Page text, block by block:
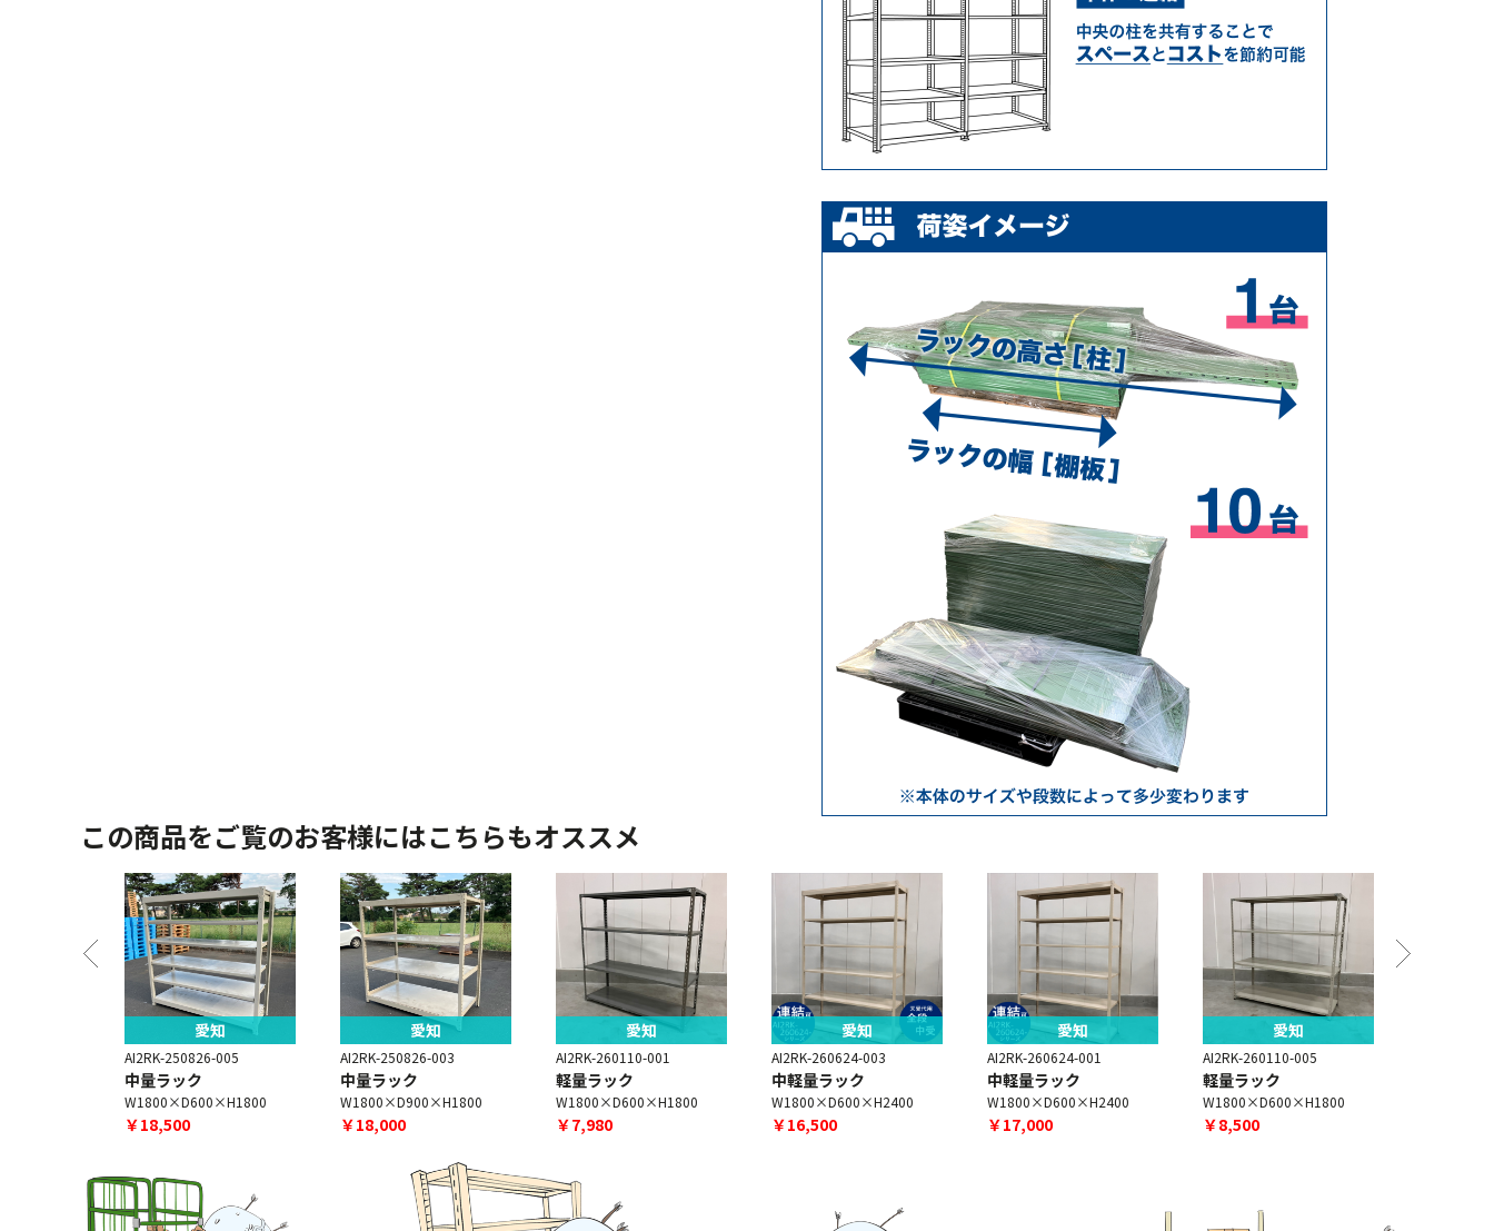
この商品をご覧のお客様にはこちらもオススメ
愛知
AI2RK-250826-005
中量ラック
W1800×D600×H1800
￥18,500
愛知
AI2RK-250826-003
中量ラック
W1800×D900×H1800
￥18,000
愛知
AI2RK-260110-001
軽量ラック
W1800×D600×H1800
￥7,980
愛知
AI2RK-260624-003
中軽量ラック
W1800×D600×H2400
￥16,500
愛知
AI2RK-260624-001
中軽量ラック
W1800×D600×H2400
￥17,000
愛知
AI2RK-260110-005
軽量ラック
W1800×D600×H1800
￥8,500